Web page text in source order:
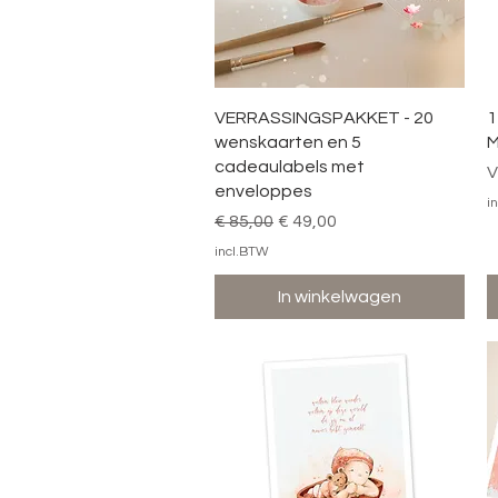
Snel overzicht
VERRASSINGSPAKKET - 20
wenskaarten en 5
cadeaulabels met
enveloppes
Normale prijs
€ 85,00 Verkoopprijs
€ 49,00
incl.BTW
In winkelwagen